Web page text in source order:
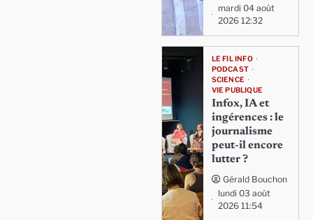
mardi 04 août
2026 12:32
LE FIL INFO
PODCAST
SCIENCE
VIE PUBLIQUE
Infox, IA et
ingérences : le
journalisme
peut-il encore
lutter ?
Gérald Bouchon
lundi 03 août
2026 11:54